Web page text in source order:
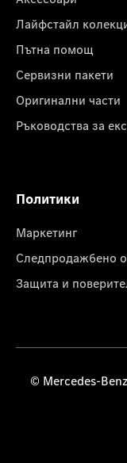
Лайфстайл
Пътна помощ
Сервизни пакети
Оригинални части
Ръководства за
Политики
Маркетинг
Следпродажбено
Защита и
© Mercedes-